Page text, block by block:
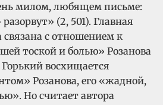
милом, любящем письме:
(2, 501). Главная
с отношением к
тоской и болью» Розанова
Горький восхищается
Розанова, его «жадной,
Но считает автора